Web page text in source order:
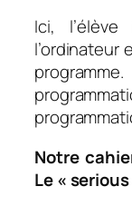
Ici,
l’ordinateur
Notre
Le «